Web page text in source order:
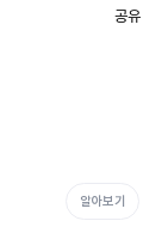
공유
알아보기